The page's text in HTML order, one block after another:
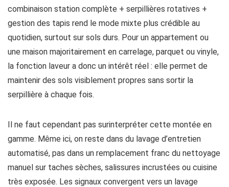
combinaison station complète + serpillières rotatives +
gestion des tapis rend le mode mixte plus crédible au
quotidien, surtout sur sols durs. Pour un appartement ou
une maison majoritairement en carrelage, parquet ou vinyle,
la fonction laveur a donc un intérêt réel : elle permet de
maintenir des sols visiblement propres sans sortir la
serpillière à chaque fois.
Il ne faut cependant pas surinterpréter cette montée en
gamme. Même ici, on reste dans du lavage d’entretien
automatisé, pas dans un remplacement franc du nettoyage
manuel sur taches sèches, salissures incrustées ou cuisine
très exposée. Les signaux convergent vers un lavage